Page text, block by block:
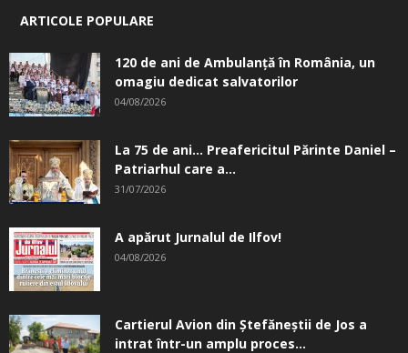
ARTICOLE POPULARE
120 de ani de Ambulanță în România, un
omagiu dedicat salvatorilor
04/08/2026
La 75 de ani… Preafericitul Părinte Daniel –
Patriarhul care a...
31/07/2026
A apărut Jurnalul de Ilfov!
04/08/2026
Cartierul Avion din Ştefăneştii de Jos a
intrat într-un amplu proces...